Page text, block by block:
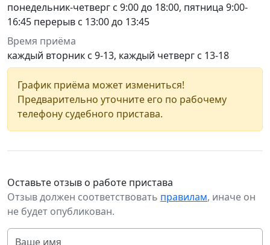
понедельник-четверг с 9:00 до 18:00, пятница 9:00-
16:45 перерыв с 13:00 до 13:45
Время приёма
каждый вторник с 9-13, каждый четверг с 13-18
График приёма может измениться!
Предварительно уточните его по рабочему
телефону судебного пристава.
Оставьте отзыв о работе пристава
Отзыв должен соответствовать правилам, иначе он
не будет опубликован.